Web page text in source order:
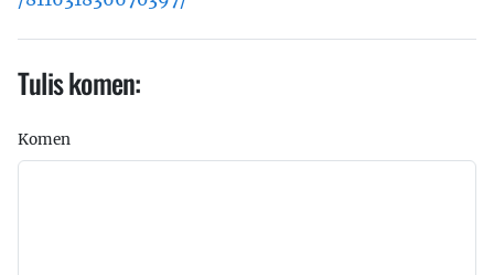
Tulis komen:
Komen